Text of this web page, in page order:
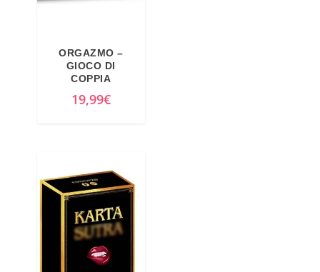
ORGAZMO –
GIOCO DI
COPPIA
19,99€